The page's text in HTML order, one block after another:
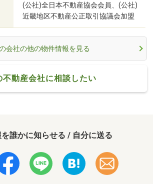
(公社)全日本不動産協会会員、(公社)
近畿地区不動産公正取引協議会加盟
会社の他の物件情報を見る
不動産会社に相談したい
を誰かに知らせる / 自分に送る